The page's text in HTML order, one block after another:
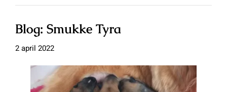
Blog: Smukke Tyra
2 april 2022